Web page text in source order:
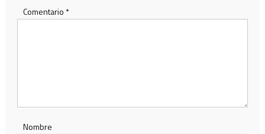
Comentario *
Nombre